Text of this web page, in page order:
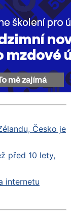
Česko je
před 10 lety,
internetu